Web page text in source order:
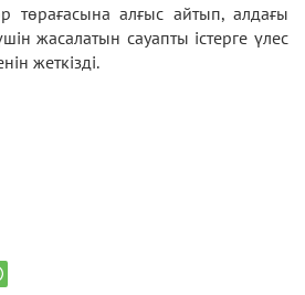
төрағасына алғыс айтып, алдағы
жасалатын сауапты істерге үлес
жеткізді.